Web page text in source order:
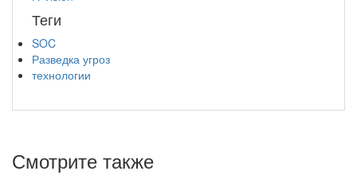
Теги
SOC
Разведка угроз
технологии
Смотрите также